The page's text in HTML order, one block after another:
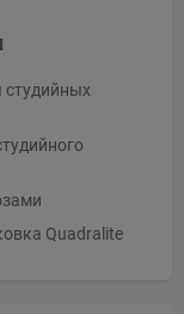
студийных
Quadralite